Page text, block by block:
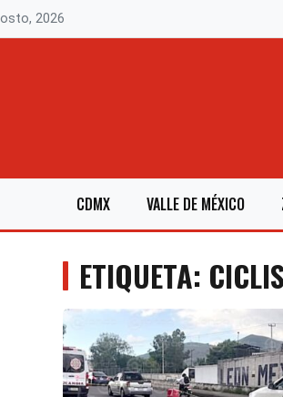
2026
CDMX VALLE DE MÉXICO
ETIQUETA: